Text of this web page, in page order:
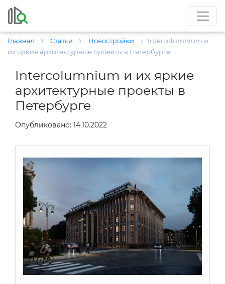
Главная Статьи Новостройки
Intercolumnium и
их яркие архитектурные проекты в Петербурге
Intercolumnium и их яркие
архитектурные проекты в
Петербурге
Опубликовано: 14.10.2022